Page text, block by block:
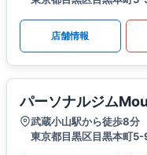
店舗情報
パーソナルジム
武蔵小山駅から徒歩8分
東京都目黒区目黒本町